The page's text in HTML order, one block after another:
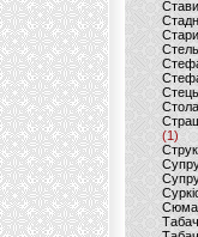
(1)